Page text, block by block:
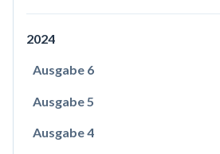
2024
Ausgabe 6
Ausgabe 5
Ausgabe 4